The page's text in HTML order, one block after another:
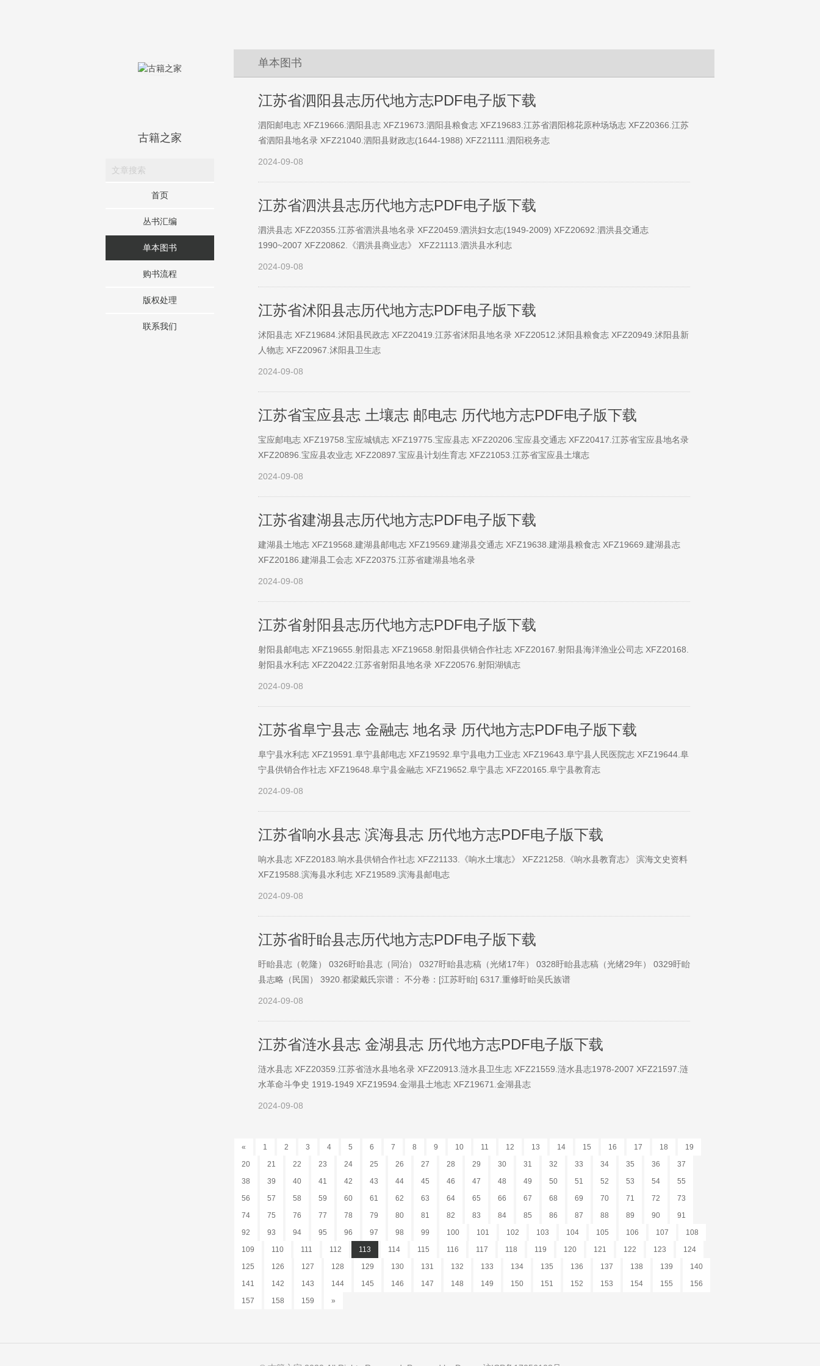
古籍之家
首页
丛书汇编
单本图书
购书流程
版权处理
联系我们
单本图书
江苏省泗阳县志历代地方志PDF电子版下载
泗阳邮电志 XFZ19666.泗阳县志 XFZ19673.泗阳县粮食志 XFZ19683.江苏省泗阳棉花原种场场志 XFZ20366.江苏
省泗阳县地名录 XFZ21040.泗阳县财政志(1644-1988) XFZ21111.泗阳税务志
2024-09-08
江苏省泗洪县志历代地方志PDF电子版下载
泗洪县志 XFZ20355.江苏省泗洪县地名录 XFZ20459.泗洪妇女志(1949-2009) XFZ20692.泗洪县交通志
1990~2007 XFZ20862.《泗洪县商业志》 XFZ21113.泗洪县水利志
2024-09-08
江苏省沭阳县志历代地方志PDF电子版下载
沭阳县志 XFZ19684.沭阳县民政志 XFZ20419.江苏省沭阳县地名录 XFZ20512.沭阳县粮食志 XFZ20949.沭阳县新
人物志 XFZ20967.沭阳县卫生志
2024-09-08
江苏省宝应县志 土壤志 邮电志 历代地方志PDF电子版下载
宝应邮电志 XFZ19758.宝应城镇志 XFZ19775.宝应县志 XFZ20206.宝应县交通志 XFZ20417.江苏省宝应县地名录
XFZ20896.宝应县农业志 XFZ20897.宝应县计划生育志 XFZ21053.江苏省宝应县土壤志
2024-09-08
江苏省建湖县志历代地方志PDF电子版下载
建湖县土地志 XFZ19568.建湖县邮电志 XFZ19569.建湖县交通志 XFZ19638.建湖县粮食志 XFZ19669.建湖县志
XFZ20186.建湖县工会志 XFZ20375.江苏省建湖县地名录
2024-09-08
江苏省射阳县志历代地方志PDF电子版下载
射阳县邮电志 XFZ19655.射阳县志 XFZ19658.射阳县供销合作社志 XFZ20167.射阳县海洋渔业公司志 XFZ20168.
射阳县水利志 XFZ20422.江苏省射阳县地名录 XFZ20576.射阳湖镇志
2024-09-08
江苏省阜宁县志 金融志 地名录 历代地方志PDF电子版下载
阜宁县水利志 XFZ19591.阜宁县邮电志 XFZ19592.阜宁县电力工业志 XFZ19643.阜宁县人民医院志 XFZ19644.阜
宁县供销合作社志 XFZ19648.阜宁县金融志 XFZ19652.阜宁县志 XFZ20165.阜宁县教育志
2024-09-08
江苏省响水县志 滨海县志 历代地方志PDF电子版下载
响水县志 XFZ20183.响水县供销合作社志 XFZ21133.《响水土壤志》 XFZ21258.《响水县教育志》 滨海文史资料
XFZ19588.滨海县水利志 XFZ19589.滨海县邮电志
2024-09-08
江苏省盱眙县志历代地方志PDF电子版下载
盱眙县志（乾隆） 0326盱眙县志（同治） 0327盱眙县志稿（光绪17年） 0328盱眙县志稿（光绪29年） 0329盱眙
县志略（民国） 3920.都梁戴氏宗谱： 不分卷：[江苏盱眙] 6317.重修盱眙吴氏族谱
2024-09-08
江苏省涟水县志 金湖县志 历代地方志PDF电子版下载
涟水县志 XFZ20359.江苏省涟水县地名录 XFZ20913.涟水县卫生志 XFZ21559.涟水县志1978-2007 XFZ21597.涟
水革命斗争史 1919-1949 XFZ19594.金湖县土地志 XFZ19671.金湖县志
2024-09-08
« 1 2 3 4 5 6 7 8 9 10 11 12 13 14 15 16 17 18
19
20
21 22 23 24 25 26 27 28 29 30 31 32 33 34 35 36
37
38
39 40 41 42 43 44 45 46 47 48 49 50 51 52 53 54
55
56
57 58 59 60 61 62 63 64 65 66 67 68 69 70 71 72
73
74
75 76 77 78 79 80 81 82 83 84 85 86 87 88 89 90
91
92
93 94 95 96 97 98 99 100 101 102 103 104 105 106 107
108
109
110 111 112 113 114 115 116 117 118 119 120 121 122 123
124
125
126 127 128 129 130 131 132 133 134 135 136 137 138 139
140
141
142 143 144 145 146 147 148 149 150 151 152 153 154 155
156
157
158 159 »